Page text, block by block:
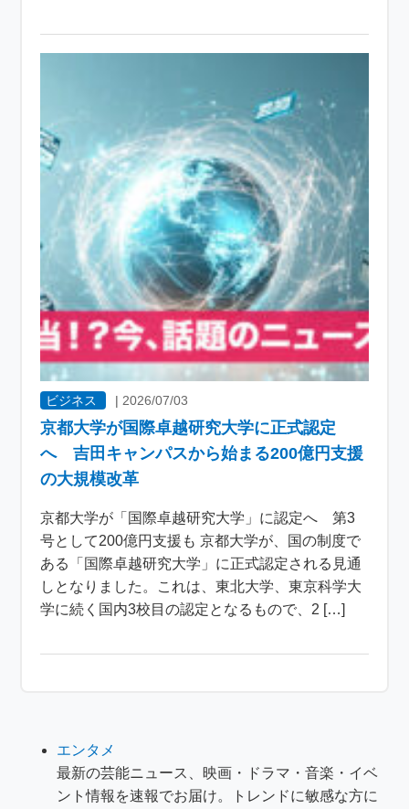
ビジネス | 2026/07/03
京都大学が国際卓越研究大学に正式認定
へ 吉田キャンパスから始まる200億円支援
の大規模改革
京都大学が「国際卓越研究大学」に認定へ 第3
号として200億円支援も 京都大学が、国の制度で
ある「国際卓越研究大学」に正式認定される見通
しとなりました。これは、東北大学、東京科学大
学に続く国内3校目の認定となるもので、2 […]
エンタメ
最新の芸能ニュース、映画・ドラマ・音楽・イベ
ント情報を速報でお届け。トレンドに敏感な方に